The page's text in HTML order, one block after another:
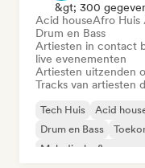
&gt; 300
Acid houseAfro Huis
Drum en Bass
Artiesten in contact
live evenementen
Artiesten uitzenden
Tracks van artiesten
Tech Huis Acid
Drum en Bass
Melodische &